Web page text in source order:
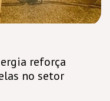
reforça
no setor